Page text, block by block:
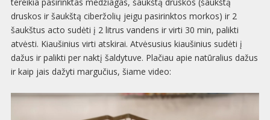
druskos ir šaukštą ciberžolių jeigu pasirinktos morkos) ir 2
šaukštus acto sudėti į 2 litrus vandens ir virti 30 min, palikti
atvėsti. Kiaušinius virti atskirai. Atvėsusius kiaušinius sudėti į
dažus ir palikti per naktį šaldytuve. Plačiau apie natūralius dažus
ir kaip jais dažyti margučius, šiame video: